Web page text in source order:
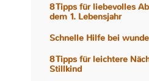
8 Tipps für liebevolles
dem 1. Lebensjahr
Schnelle Hilfe bei
8 Tipps für leichtere
Stillkind